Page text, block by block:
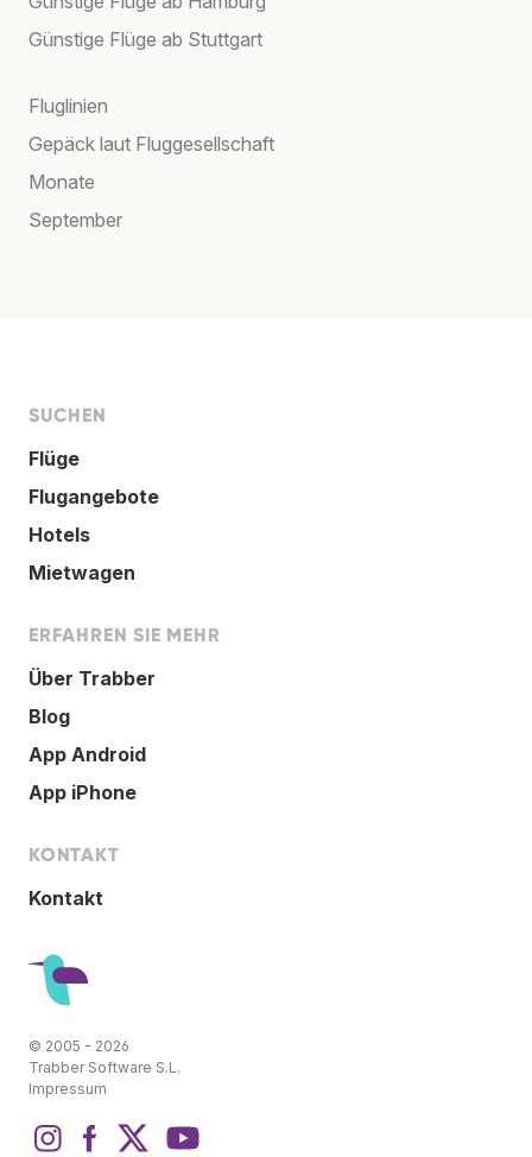
Günstige Flüge ab Stuttgart
Fluglinien
Gepäck laut Fluggesellschaft
Monate
September
SUCHEN
Flüge
Flugangebote
Hotels
Mietwagen
ERFAHREN SIE MEHR
Über Trabber
Blog
App Android
App iPhone
KONTAKT
Kontakt
© 2005 - 2026
Trabber Software S.L.
Impressum